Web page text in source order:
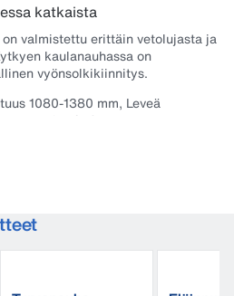
katkaista
valmistettu erittäin vetolujasta ja
kaulanauhassa on
vyönsolkikiinnitys.
1080-1380 mm, Leveä